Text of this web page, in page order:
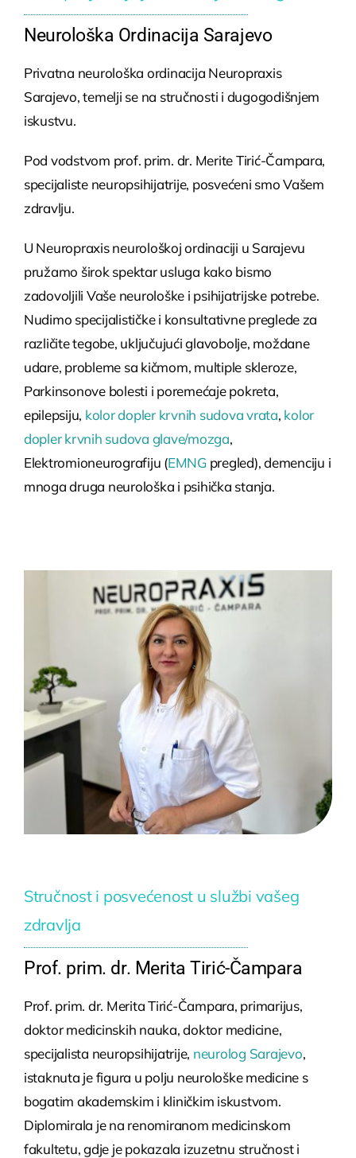
Neurološka Ordinacija Sarajevo
Privatna neurološka ordinacija Neuropraxis
Sarajevo, temelji se na stručnosti i dugogodišnjem
iskustvu.
Pod vodstvom prof. prim. dr. Merite Tirić-Čampara,
specijaliste neuropsihijatrije, posvećeni smo Vašem
zdravlju.
U Neuropraxis neurološkoj ordinaciji u Sarajevu
pružamo širok spektar usluga kako bismo
zadovoljili Vaše neurološke i psihijatrijske potrebe.
Nudimo specijalističke i konsultativne preglede za
različite tegobe, uključujući glavobolje, moždane
udare, probleme sa kičmom, multiple skleroze,
Parkinsonove bolesti i poremećaje pokreta,
epilepsiju, kolor dopler krvnih sudova vrata, kolor
dopler krvnih sudova glave/mozga,
Elektromioneurografiju (EMNG pregled), demenciju i
mnoga druga neurološka i psihička stanja.
Stručnost i posvećenost u službi vašeg
zdravlja
Prof. prim. dr. Merita Tirić-Čampara
Prof. prim. dr. Merita Tirić-Čampara, primarijus,
doktor medicinskih nauka, doktor medicine,
specijalista neuropsihijatrije, neurolog Sarajevo,
istaknuta je figura u polju neurološke medicine s
bogatim akademskim i kliničkim iskustvom.
Diplomirala je na renomiranom medicinskom
fakultetu, gdje je pokazala izuzetnu stručnost i